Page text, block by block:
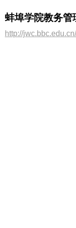
蚌埠学院教务管
http://jwc.bbc.edu.cn/